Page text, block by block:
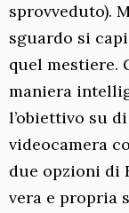
sprovveduto).
sguardo si
quel mestiere.
maniera
l’obiettivo su
videocamera
due opzioni di
vera e propria